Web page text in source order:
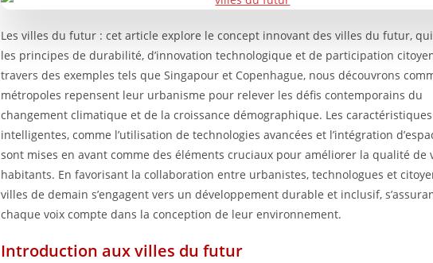
Les villes du futur : cet article explore le concept innovant des villes du futur,
les principes de durabilité, d’innovation technologique et de participation
travers des exemples tels que Singapour et Copenhague, nous découvrons
métropoles repensent leur urbanisme pour relever les défis contemporains du
changement climatique et de la croissance démographique. Les
intelligentes, comme l’utilisation de technologies avancées et l’intégration
sont mises en avant comme des éléments cruciaux pour améliorer la qualité de
habitants. En favorisant la collaboration entre urbanistes, technologues et
villes de demain s’engagent vers un développement durable et inclusif,
chaque voix compte dans la conception de leur environnement.
Introduction aux villes du futur